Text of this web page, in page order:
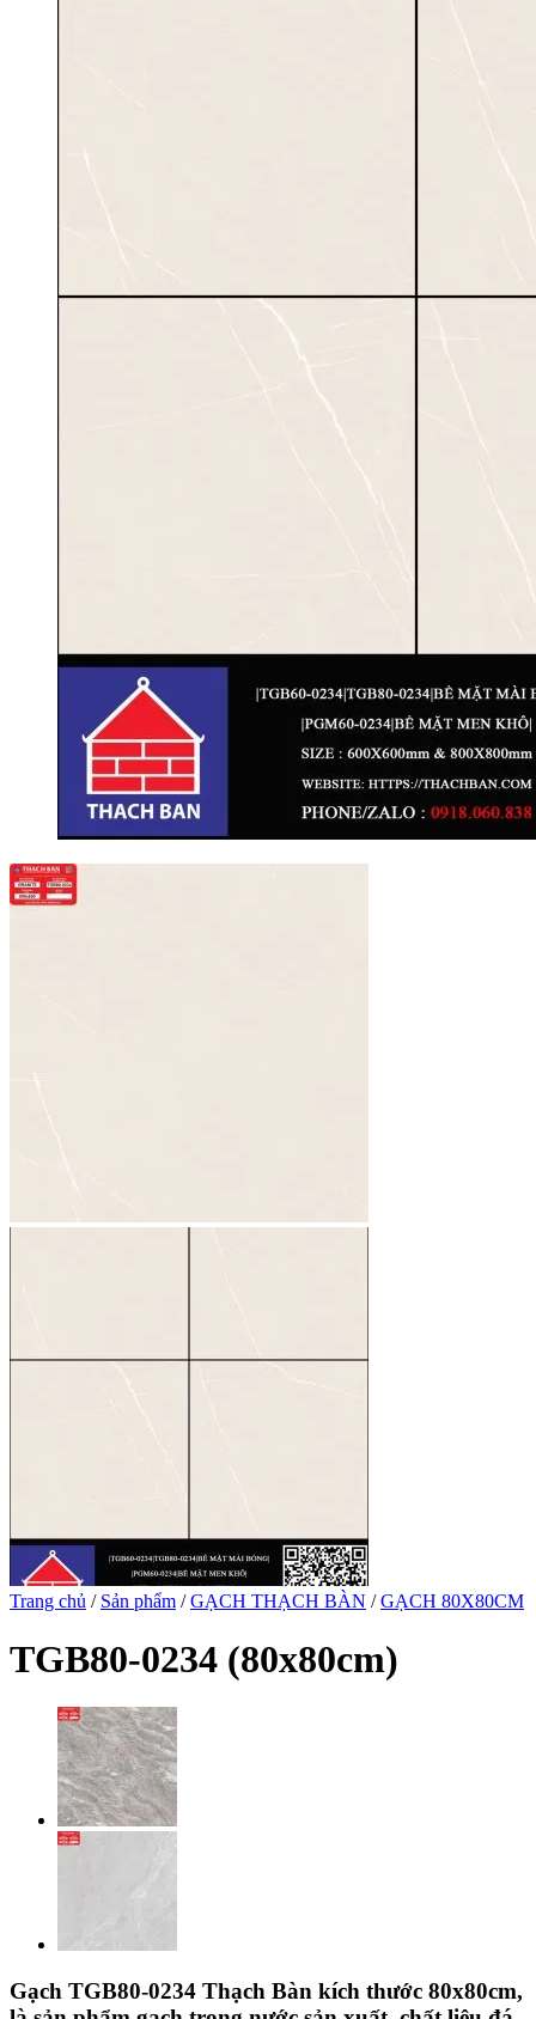
Trang chủ / Sản phẩm / GẠCH THẠCH BÀN / GẠCH 80X80CM
TGB80-0234 (80x80cm)
Gạch TGB80-0234 Thạch Bàn kích thước 80x80cm,